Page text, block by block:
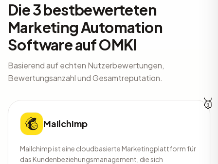
Die 3 bestbewerteten
Marketing Automation
Software auf OMKI
Basierend auf echten Nutzerbewertungen,
Bewertungsanzahl und Gesamtreputation.
🥇
Mailchimp
Mailchimp ist eine cloudbasierte Marketingplattform für
das Kundenbeziehungsmanagement, die sich